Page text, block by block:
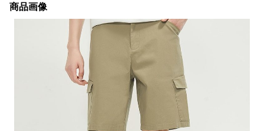
商品画像